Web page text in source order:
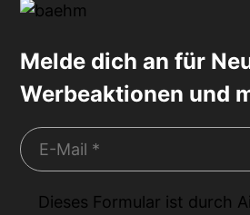
Melde dich an für
Werbeaktionen und
Dieses Formular ist durch